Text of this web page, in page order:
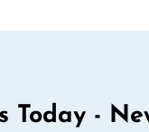
Today -